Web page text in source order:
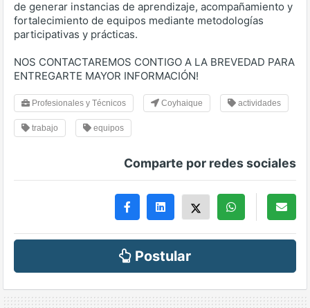
de generar instancias de aprendizaje, acompañamiento y
fortalecimiento de equipos mediante metodologías
participativas y prácticas.
NOS CONTACTAREMOS CONTIGO A LA BREVEDAD PARA
ENTREGARTE MAYOR INFORMACIÓN!
Profesionales y Técnicos Coyhaique actividades
trabajo equipos
Comparte por redes sociales
Postular